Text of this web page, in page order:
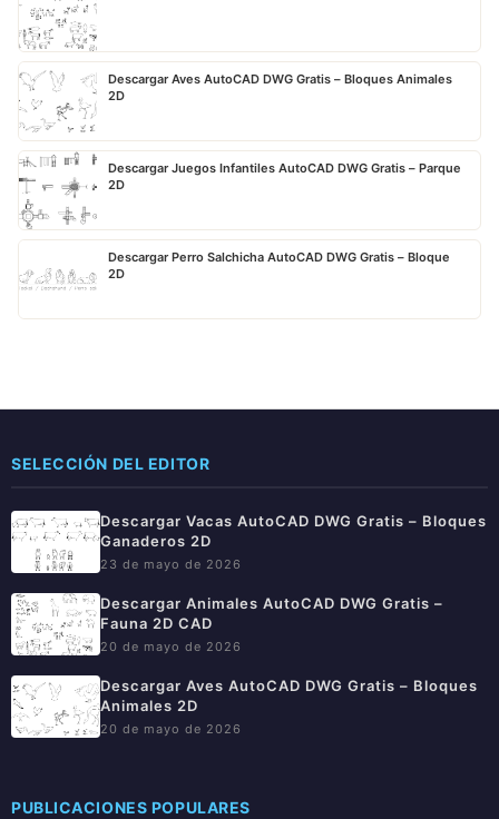
Descargar Aves AutoCAD DWG Gratis – Bloques Animales
2D
Descargar Juegos Infantiles AutoCAD DWG Gratis – Parque
2D
Descargar Perro Salchicha AutoCAD DWG Gratis – Bloque
2D
SELECCIÓN DEL EDITOR
Descargar Vacas AutoCAD DWG Gratis – Bloques
Ganaderos 2D
23 de mayo de 2026
Descargar Animales AutoCAD DWG Gratis –
Fauna 2D CAD
20 de mayo de 2026
Descargar Aves AutoCAD DWG Gratis – Bloques
Animales 2D
20 de mayo de 2026
PUBLICACIONES POPULARES